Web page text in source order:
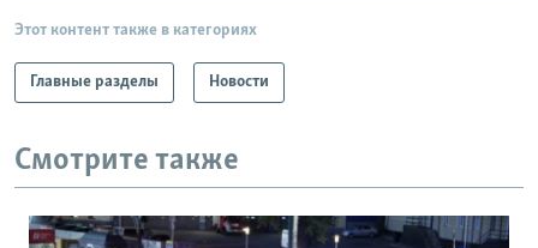
Этот контент также в категориях
Главные разделы Новости
Смотрите также